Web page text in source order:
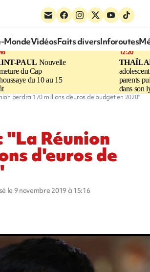
MondeVidéosFaits diversInforoutes
PAUL Nouvelle
du Cap
du 10 au 15
12:20
parents
dans son
perdra 170 millions d'euros de budget en 2020"
Réunion
d'euros de
le 9 novembre 2019 à 15:16